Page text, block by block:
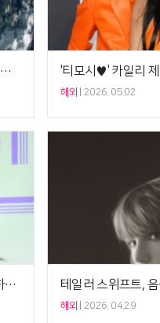
'약물 운전' 브리트니 스피어스, 12개월 보호관찰 처분[Ce:월드뷰]
해외 2026. 05.02
'김태용♥' 탕웨이, 둘째 임신설…상하이 행사 'D라인' 포착[Ce:월드뷰]
해외 2026. 04.29